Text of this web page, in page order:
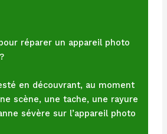
réparer un appareil photo
en découvrant, au moment
scène, une tache, une rayure
sévère sur l’appareil photo